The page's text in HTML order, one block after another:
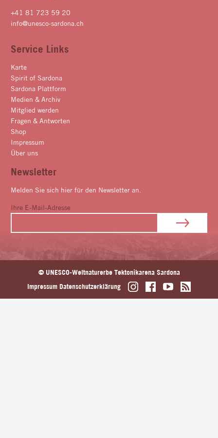
+41 81 723 59 20
info@unesco-sardona.ch
Service Links
Karte
Spirit of Sardona
Sardona Plattform
Medien & Archiv
Mitglied werden
Fragen & Antworten
Shop
Impressum
Über uns
Newsletter
Melden Sie sich hier für den Newsletter an.
Ihre E-Mail-Adresse
© UNESCO-Weltnaturerbe Tektonikarena Sardona
Impressum Datenschutzerklärung